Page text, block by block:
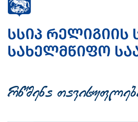
rwmena